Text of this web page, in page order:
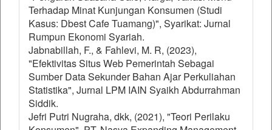
Terhadap Minat Kunjungan Konsumen (Studi
Kasus: Dbest Cafe Tuamang)", Syarikat: Jurnal
Rumpun Ekonomi Syariah.
Jabnabillah, F., & Fahlevi, M. R, (2023),
"Efektivitas Situs Web Pemerintah Sebagai
Sumber Data Sekunder Bahan Ajar Perkuliahan
Statistika", Jurnal LPM IAIN Syaikh Abdurrahman
Siddik.
Jefri Putri Nugraha, dkk, (2021), "Teori Perilaku